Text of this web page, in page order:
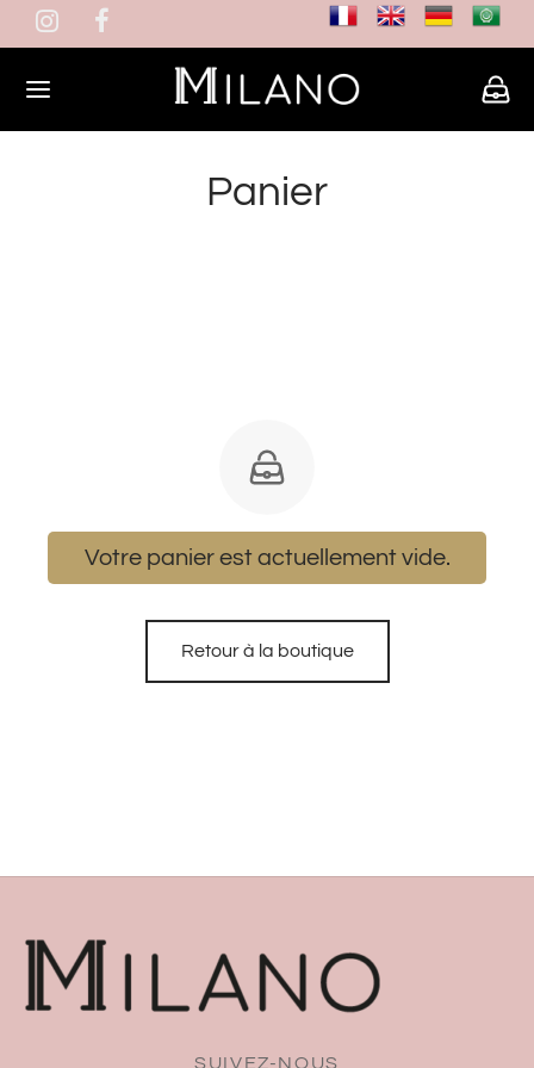
Panier
Votre panier est actuellement vide.
Retour à la boutique
SUIVEZ-NOUS